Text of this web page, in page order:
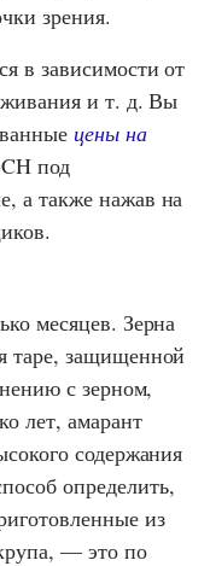
зрения.
в зависимости от
и т. д. Вы
цены на
под
а также нажав на
месяцев. Зерна
таре, защищенной
с зерном,
лет, амарант
содержания
определить,
из
— это по